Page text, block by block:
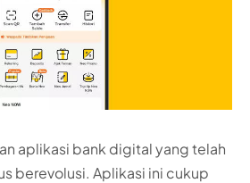
aplikasi bank digital yang telah
berevolusi. Aplikasi ini cukup